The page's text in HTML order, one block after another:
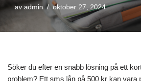
avadmin oktober 27, 2024
Söker du efter en snabb lösning på ett
problem? Ett sms lån på 500 kr kan vara